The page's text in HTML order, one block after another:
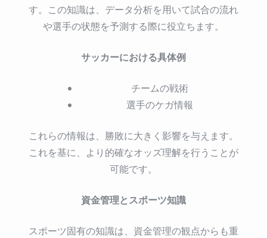
す。この知識は、データ分析を用いて試合の流れ
や選手の状態を予測する際に役立ちます。
サッカーにおける具体例
チームの戦術
選手のケガ情報
これらの情報は、勝敗に大きく影響を与えます。
これを基に、より的確なオッズ理解を行うことが
可能です。
資金管理とスポーツ知識
スポーツ固有の知識は、資金管理の観点からも重